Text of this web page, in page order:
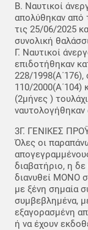
Β. Ναυτικοί
απολύθηκαν από
τις 25/06/2025
συνολική
Γ. Ναυτικοί
επιδοτήθηκαν
228/
110/2000(Α΄104)
(2μήνες )
3Γ. ΓΕΝΙΚΕΣ
Όλες οι
διαβατήριο, η
διανυθεί ΜΟΝΟ
με ξένη σημαία
συμβεβλημένα,
εξαγορασμένη
ή να έχουν